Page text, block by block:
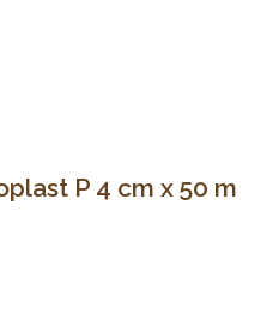
P 4 cm x 50 m